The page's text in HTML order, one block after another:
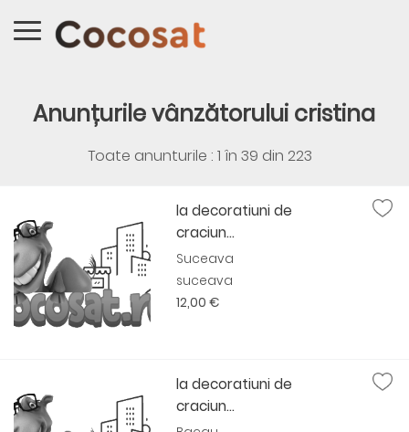
Anunțurile vânzătorului cristina
Toate anunturile : 1 în 39 din 223
la decoratiuni de
craciun...
Suceava
suceava
12,00 €
la decoratiuni de
craciun...